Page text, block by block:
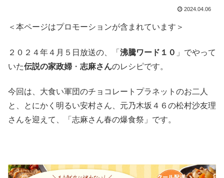
2024.04.06
＜本ページはプロモーションが含まれています＞
２０２４年４月５日放送の、「 沸騰ワード１０ 」でやって
いた伝説の家政婦 ・ 志麻さんのレシピです。
今回は、大食い軍団のチョコレートプラネットのお二人
と、とにかく明るい安村さん、元乃木坂４６の松村沙友理
さんを迎えて、「志麻さん春の爆食祭」です。